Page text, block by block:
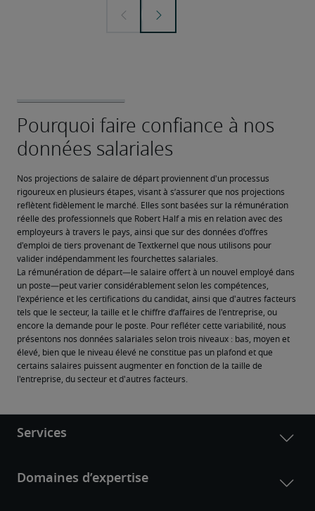
Nos projections de salaire de départ proviennent d'un processus
rigoureux en plusieurs étapes, visant à s’assurer que nos projections
reflètent fidèlement le marché. Elles sont basées sur la rémunération
réelle des professionnels que Robert Half a mis en relation avec des
employeurs à travers le pays, ainsi que sur des données d'offres
d'emploi de tiers provenant de Textkernel que nous utilisons pour
valider indépendamment les fourchettes salariales.
La rémunération de départ—le salaire offert à un nouvel employé dans
un poste—peut varier considérablement selon les compétences,
l'expérience et les certifications du candidat, ainsi que d'autres facteurs
tels que le secteur, la taille et le chiffre d’affaires de l'entreprise, ou
encore la demande pour le poste. Pour refléter cette variabilité, nous
présentons nos données salariales selon trois niveaux : bas, moyen et
élevé, bien que le niveau élevé ne constitue pas un plafond et que
certains salaires puissent augmenter en fonction de la taille de
l'entreprise, du secteur et d'autres facteurs.